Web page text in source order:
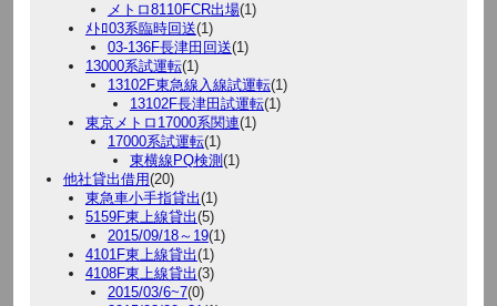
メトロ8110FCR出場(1)
ﾒﾄﾛ03系臨時回送(1)
03-136F長津田回送(1)
13000系試運転(1)
13102F東急線入線試運転(1)
13102F長津田試運転(1)
東京メトロ17000系関連(1)
17000系試運転(1)
東横線PQ検測(1)
他社貸出借用(20)
東急車小手指貸出(1)
5159F東上線貸出(5)
2015/09/18～19(1)
4101F東上線貸出(1)
4108F東上線貸出(3)
2015/03/6~7(0)